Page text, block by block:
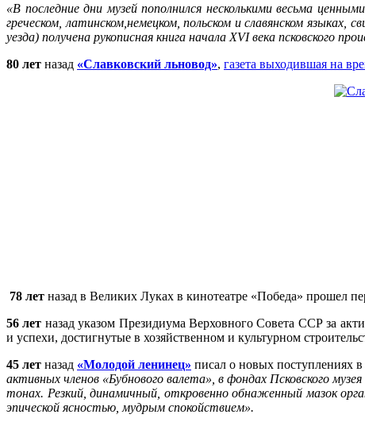
«В последние дни музей пополнился несколькими весьма
греческом, латинском,немецком, польском и славянском языках,
уезда) получена рукописная книга начала XVI века псковского
80 лет назад «Славковский льновод», газета выходившая на
78 лет назад в Великих Луках в кинотеатре «Победа» прошел
56 лет назад указом Президиума Верховного Совета ССР за
и успехи, достигнутые в хозяйственном и культурном
45 лет назад «Молодой ленинец» писал о новых поступлениях
активных членов «Бубнового валета», в фондах Псковского
тонах. Резкий, динамичный, откровенно обнаженный мазок
эпической ясностью, мудрым спокойствием».